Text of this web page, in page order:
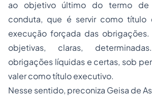
ao objetivo último do termo de
conduta, que é servir como título
execução forçada das
objetivas, claras,
obrigações líquidas e certas, sob
valer como título executivo.
Nesse sentido, preconiza Geisa de